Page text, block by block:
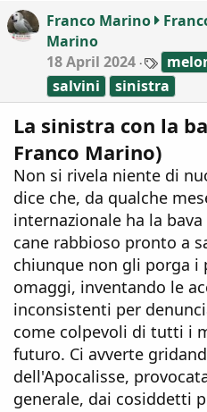
n Franco Marino
Marino
18 April 2024
T
a
g
s
salvini
sinistra
La sinistra con la
Franco Marino)
Non si rivela niente di
dice che, da qualche
internazionale ha la
cane rabbioso pronto a
chiunque non gli porga
omaggi, inventando le
inconsistenti per
come colpevoli di tutti i
futuro. Ci avverte
dell'Apocalisse,
generale, dai cosiddetti